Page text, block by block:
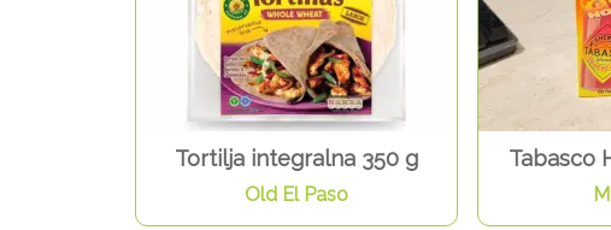
Tortilja integralna 350 g
Old El Paso
Tabasco